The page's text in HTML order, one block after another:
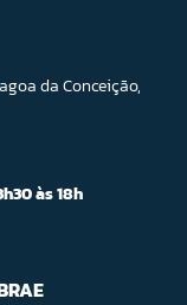
da Conceição,
às 18h